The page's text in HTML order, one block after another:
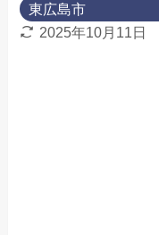
東広島市
2025年10月11日